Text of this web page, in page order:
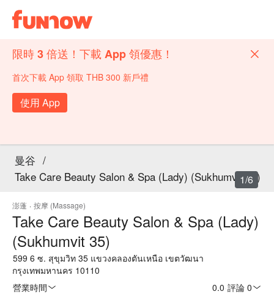
限時 3 倍送！下載 App 領優惠！
首次下載 App 領取 THB 300 新戶禮
使用 App
曼谷 /
Take Care Beauty Salon & Spa (Lady) (Sukhumvit 35)
澎蓬 · 按摩 (Massage)
Take Care Beauty Salon & Spa (Lady)
(Sukhumvit 35)
599 6 ซ. สุขุมวิท 35 แขวงคลองตันเหนือ เขตวัฒนา
กรุงเทพมหานคร 10110
營業時間
0.0 評論 0
1/6